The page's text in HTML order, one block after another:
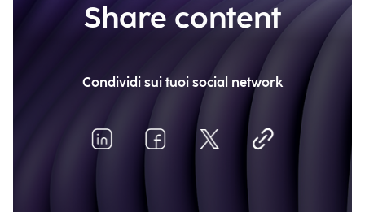
Share content
Condividi sui tuoi social network